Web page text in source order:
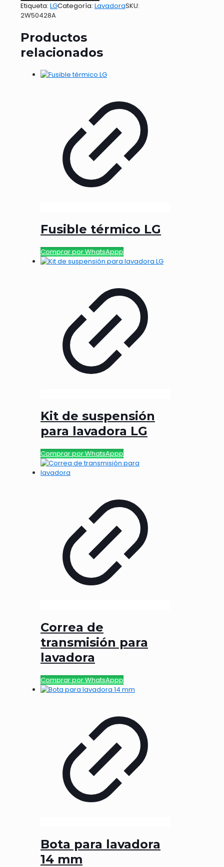
Etiqueta: LGCategoría: LavadoraSKU:
2W50428A
Productos
relacionados
Fusible térmico LG
Comprar por WhatsAppp
Kit de suspensión
para lavadora LG
Comprar por WhatsAppp
Correa de
transmisión para
lavadora
Comprar por WhatsAppp
Bota para lavadora
14 mm